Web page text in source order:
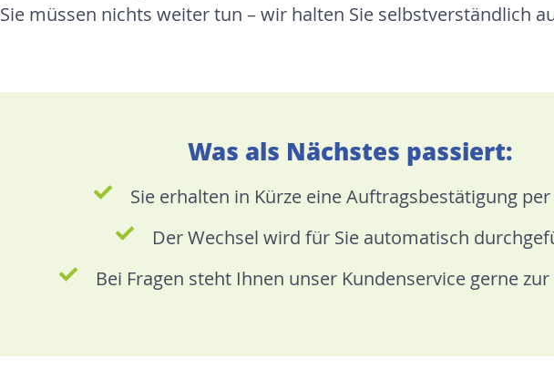
Sie müssen nichts weiter tun – wir halten Sie selbstverständlich
Was als Nächstes passiert:
Sie erhalten in Kürze eine Auftragsbestätigung per
Der Wechsel wird für Sie automatisch
Bei Fragen steht Ihnen unser Kundenservice gerne